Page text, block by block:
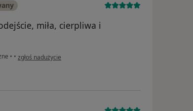
miła, cierpliwa i
• • w opinii użytkownika Marcelina
zgłoś nadużycie